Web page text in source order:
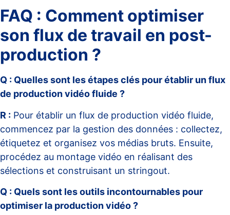
FAQ : Comment optimiser
son flux de travail en post-
production ?
Q : Quelles sont les étapes clés pour établir un flux
de production vidéo fluide ?
R : Pour établir un flux de production vidéo fluide,
commencez par la gestion des données : collectez,
étiquetez et organisez vos médias bruts. Ensuite,
procédez au montage vidéo en réalisant des
sélections et construisant un stringout.
Q : Quels sont les outils incontournables pour
optimiser la production vidéo ?